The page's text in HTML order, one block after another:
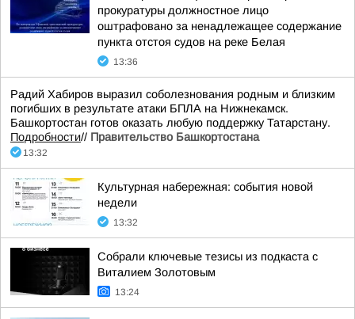
прокуратуры должностное лицо
оштрафовано за ненадлежащее содержание
пункта отстоя судов на реке Белая
13:36
Радий Хабиров выразил соболезнования родным и близким
погибших в результате атаки БПЛА на Нижнекамск.
Башкортостан готов оказать любую поддержку Татарстану.
Подробности// Правительство Башкортостана
13:32
Культурная набережная: события новой
недели
13:32
Собрали ключевые тезисы из подкаста с
Виталием Золотовым
13:24